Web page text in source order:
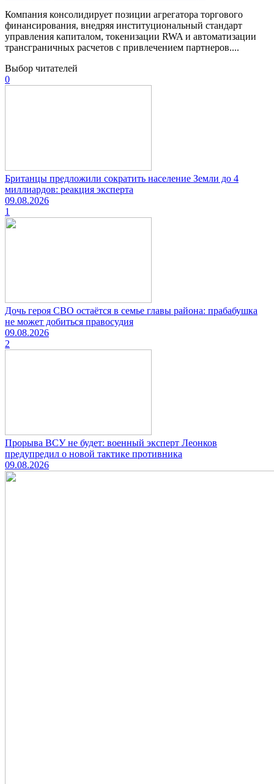
Компания консолидирует позиции агрегатора торгового
финансирования, внедряя институциональный стандарт
управления капиталом, токенизации RWA и автоматизации
трансграничных расчетов с привлечением партнеров....
Выбор читателей
0
Британцы предложили сократить население Земли до 4
миллиардов: реакция эксперта
09.08.2026
1
Дочь героя СВО остаётся в семье главы района: прабабушка
не может добиться правосудия
09.08.2026
2
Прорыва ВСУ не будет: военный эксперт Леонков
предупредил о новой тактике противника
09.08.2026